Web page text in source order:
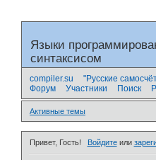
Языки
синтаксисом
compiler.su "Русские
Форум
Участники Поиск
Активные темы
Привет, Гость! Войдитеили